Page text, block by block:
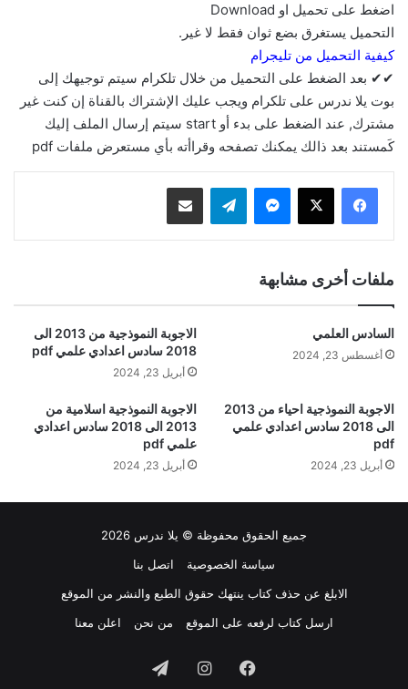
اضغط على تحميل او Download
التحميل يستغرق بضع ثوان فقط لا غير.
كيفية التحميل من تليجرام
✔✔ بعد الضغط على التحميل من خلال تلكرام سيتم توجيهك إلى
بوت يلا ندرس على تلكرام ويجب عليك الإشتراك بالقناة إن كنت غير
مشترك, عند الضغط على بدء أو start سيتم إرسال الملف إليك
كَمستند بعد ذالك يمكنك تصفحه وقراأته بأي مستعرض ملفات pdf
ماسنجر تيلقرام مشاركة عبر البريد
ملفات أخرى مشابهة
السادس العلمي
أغسطس 23, 2024
الاجوبة النموذجية من 2013 الى
2018 سادس اعدادي علمي pdf
أبريل 23, 2024
الاجوبة النموذجية احياء من 2013
الى 2018 سادس اعدادي علمي
pdf
أبريل 23, 2024
الاجوبة النموذجية اسلامية من
2013 الى 2018 سادس اعدادي
علمي pdf
أبريل 23, 2024
جميع الحقوق محفوظة © يلا ندرس 2026
سياسة الخصوصية
اتصل بنا
الابلغ عن حذف كتاب ينتهك حقوق الطبع والنشر من الموقع
ارسل كتاب لرفعه على الموقع
من نحن اعلن معنا
فيسبوكانستقرامتيلقرام